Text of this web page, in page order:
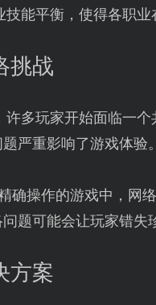
能平衡，使得各职业
挑战
多玩家开始面临一
严重影响了游戏体验。
确操作的游戏中，网
题可能会让玩家错失
方案